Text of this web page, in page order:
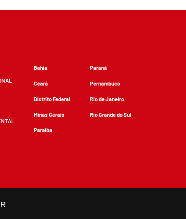
Bahia
Ceará
Distrito Federal
Minas Gerais
Paraíba
Paraná
Pernambuco
Rio de Janeiro
Rio Grande do Sul